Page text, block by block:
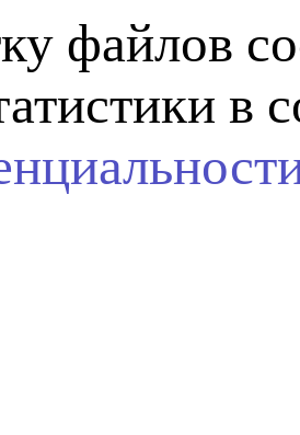
файлов
в